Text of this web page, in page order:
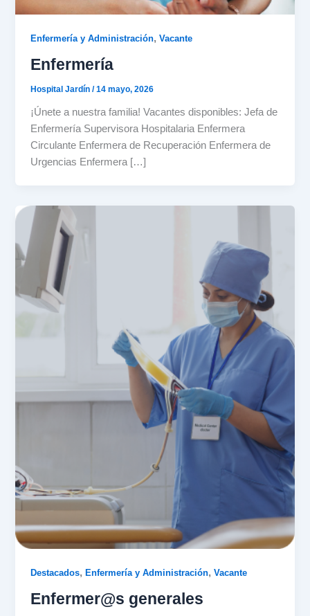
Enfermería y Administración,Vacante
Enfermería
Hospital Jardín/14 mayo, 2026
¡Únete a nuestra familia! Vacantes disponibles: Jefa de
Enfermería Supervisora Hospitalaria Enfermera
Circulante Enfermera de Recuperación Enfermera de
Urgencias Enfermera […]
Destacados,Enfermería y Administración,Vacante
Enfermer@s generales